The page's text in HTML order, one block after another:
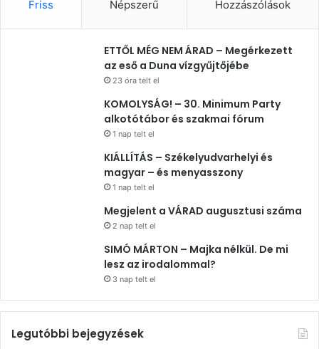
Friss Népszerű Hozzászólások
ETTŐL MÉG NEM ÁRAD – Megérkezett
az eső a Duna vízgyűjtőjébe
23 óra telt el
KOMOLYSÁG! – 30. Minimum Party
alkotótábor és szakmai fórum
1 nap telt el
KIÁLLÍTÁS – Székelyudvarhelyi és
magyar – és menyasszony
1 nap telt el
Megjelent a VÁRAD augusztusi száma
2 nap telt el
SIMÓ MÁRTON – Majka nélkül. De mi
lesz az irodalommal?
3 nap telt el
Legutóbbi bejegyzések